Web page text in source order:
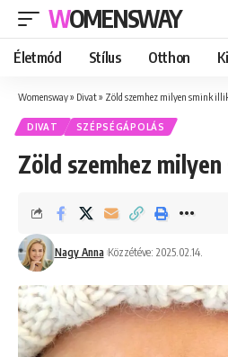
WOMENSWAY
Életmód Stílus Otthon
Womensway» Divat» Zöld szemhez milyen smink
DIVAT SZÉPSÉGÁPOLÁS
Zöld szemhez
Nagy Anna Közzétéve: 2025.02.14.